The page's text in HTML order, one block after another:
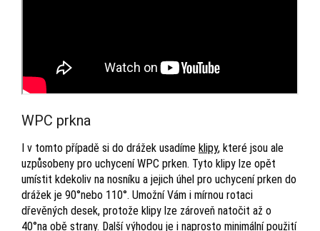
WPC prkna
I v tomto případě si do drážek usadíme klipy, které jsou ale
uzpůsobeny pro uchycení WPC prken. Tyto klipy lze opět
umístit kdekoliv na nosníku a jejich úhel pro uchycení prken do
drážek je 90°nebo 110°. Umožní Vám i mírnou rotaci
dřevěných desek, protože klipy lze zároveň natočit až o
40°na obě strany. Další výhodou je i naprosto minimální použití